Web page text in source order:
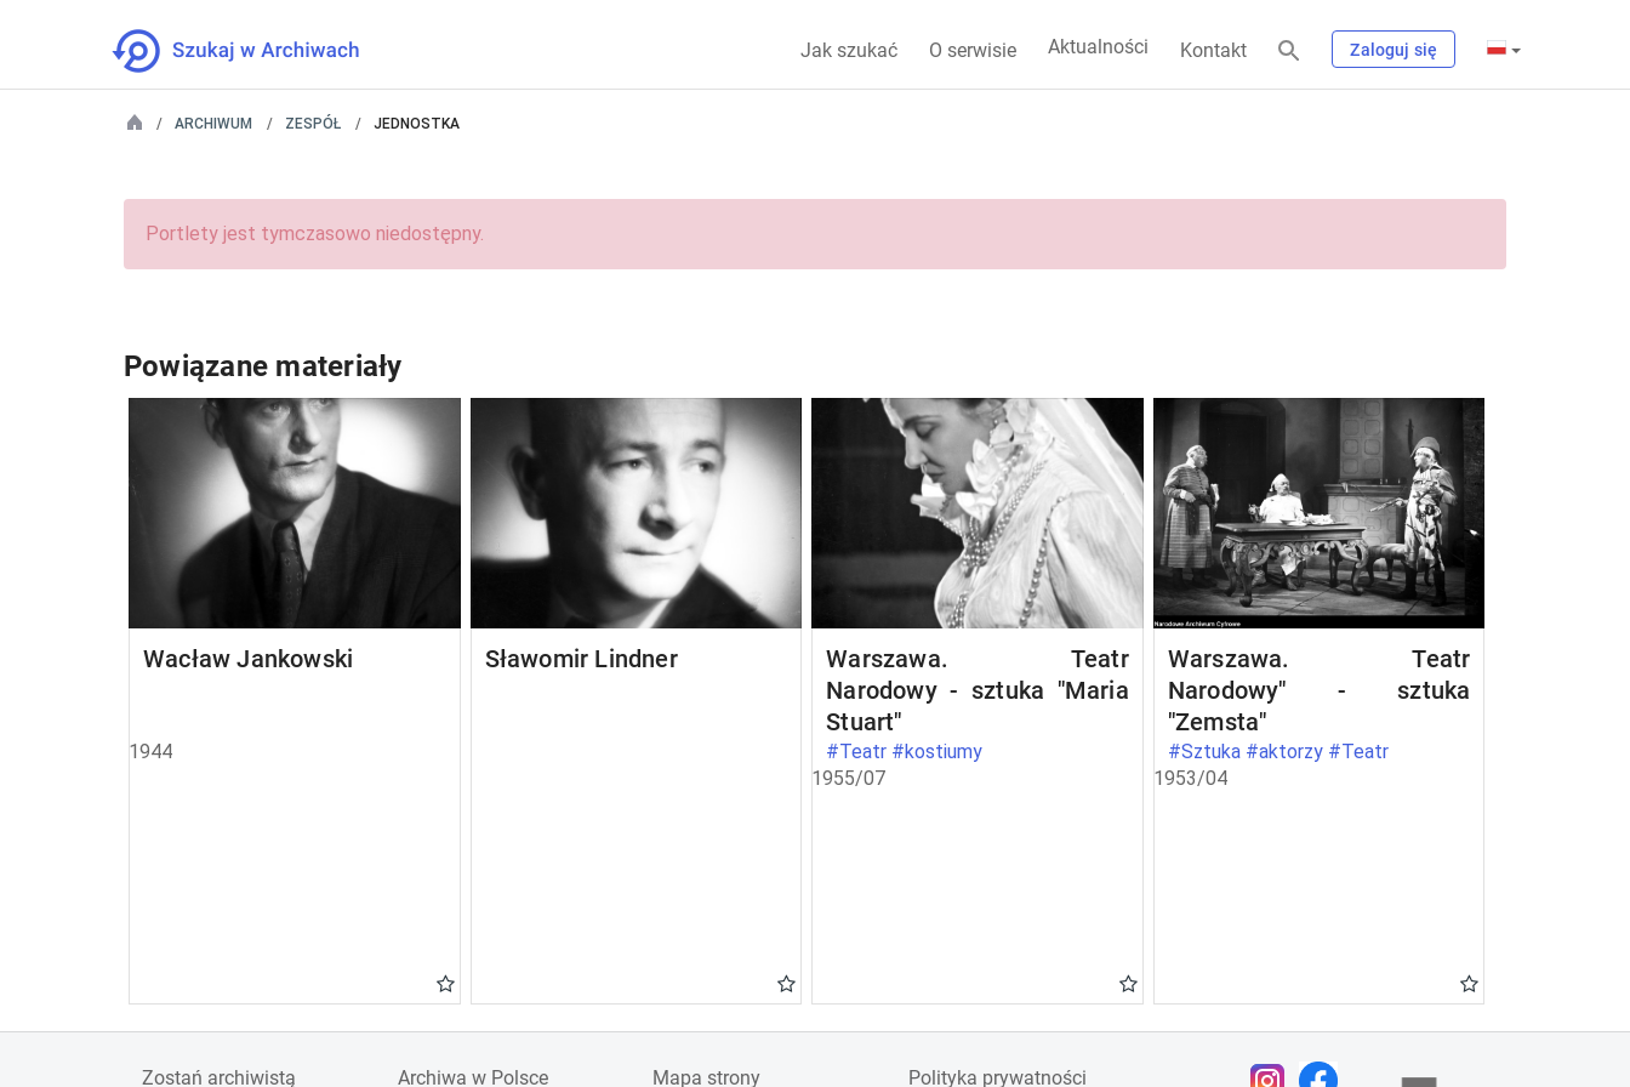
Jak szukać O serwisie Aktualności Kontakt Zaloguj się
ARCHIWUM ZESPÓŁ JEDNOSTKA
Portlety jest tymczasowo niedostępny.
Powiązane materiały
Wacław Jankowski
1944
Sławomir Lindner
Warszawa. Teatr
Narodowy - sztuka "Maria
Stuart"
#Teatr #kostiumy
1955/07
Warszawa. Teatr
Narodowy" - sztuka
"Zemsta"
#Sztuka #aktorzy #Teatr
1953/04
Zostań archiwistą Archiwa w Polsce Mapa strony Polityka prywatności